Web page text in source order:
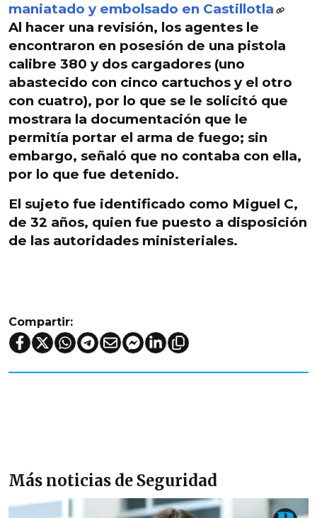
maniatado y embolsado en Castillotla
Al hacer una revisión, los agentes le
encontraron en posesión de una pistola
calibre 380 y dos cargadores (uno
abastecido con cinco cartuchos y el otro
con cuatro), por lo que se le solicitó que
mostrara la documentación que le
permitía portar el arma de fuego; sin
embargo, señaló que no contaba con ella,
por lo que fue detenido.
El sujeto fue identificado como Miguel C,
de 32 años, quien fue puesto a disposición
de las autoridades ministeriales.
Compartir:
Más noticias de Seguridad